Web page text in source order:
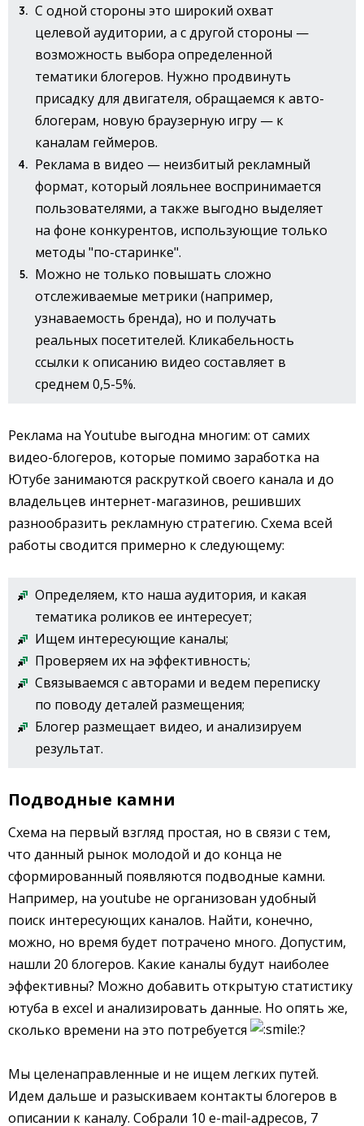
С одной стороны это широкий охват
целевой аудитории, а с другой стороны —
возможность выбора определенной
тематики блогеров. Нужно продвинуть
присадку для двигателя, обращаемся к авто-
блогерам, новую браузерную игру — к
каналам геймеров.
Реклама в видео — неизбитый рекламный
формат, который лояльнее воспринимается
пользователями, а также выгодно выделяет
на фоне конкурентов, использующие только
методы "по-старинке".
Можно не только повышать сложно
отслеживаемые метрики (например,
узнаваемость бренда), но и получать
реальных посетителей. Кликабельность
ссылки к описанию видео составляет в
среднем 0,5-5%.
Реклама на Youtube выгодна многим: от самих
видео-блогеров, которые помимо заработка на
Ютубе занимаются раскруткой своего канала и до
владельцев интернет-магазинов, решивших
разнообразить рекламную стратегию. Схема всей
работы сводится примерно к следующему:
Определяем, кто наша аудитория, и какая
тематика роликов ее интересует;
Ищем интересующие каналы;
Проверяем их на эффективность;
Связываемся с авторами и ведем переписку
по поводу деталей размещения;
Блогер размещает видео, и анализируем
результат.
Подводные камни
Схема на первый взгляд простая, но в связи с тем,
что данный рынок молодой и до конца не
сформированный появляются подводные камни.
Например, на youtube не организован удобный
поиск интересующих каналов. Найти, конечно,
можно, но время будет потрачено много. Допустим,
нашли 20 блогеров. Какие каналы будут наиболее
эффективны? Можно добавить открытую статистику
ютуба в excel и анализировать данные. Но опять же,
сколько времени на это потребуется
?
Мы целенаправленные и не ищем легких путей.
Идем дальше и разыскиваем контакты блогеров в
описании к каналу. Собрали 10 e-mail-адресов, 7